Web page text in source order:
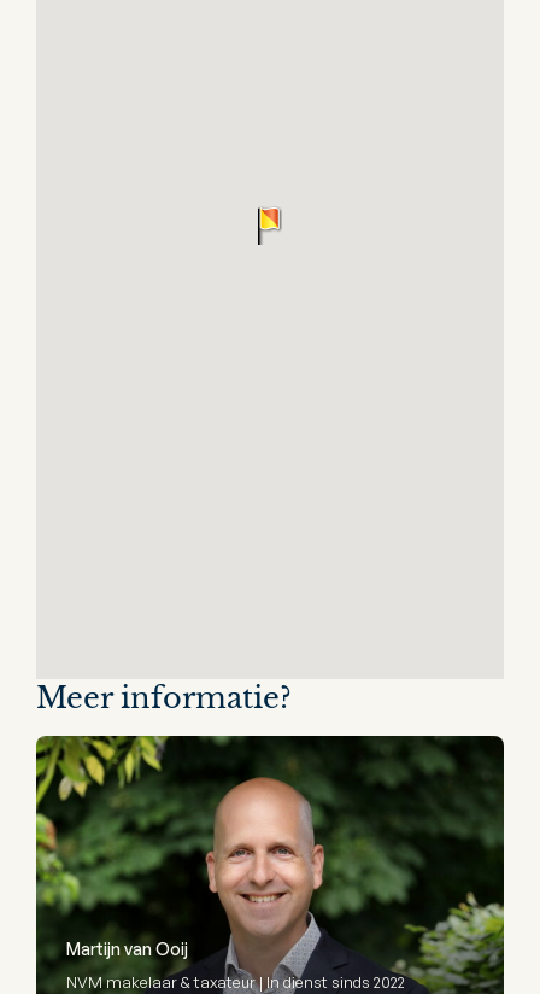
Meer informatie?
Martijn van Ooij
NVM makelaar & taxateur | In dienst sinds 2022